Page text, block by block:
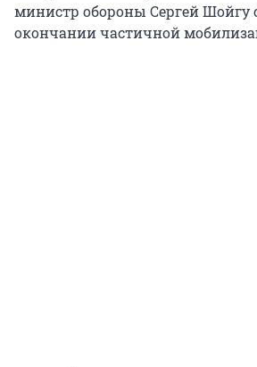
министр обороны Сергей Шойгу
окончании частичной